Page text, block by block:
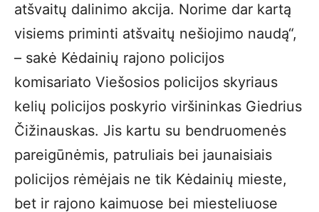
atšvaitų dalinimo akcija. Norime dar kartą
visiems priminti atšvaitų nešiojimo naudą“,
– sakė Kėdainių rajono policijos
komisariato Viešosios policijos skyriaus
kelių policijos poskyrio viršininkas Giedrius
Čižinauskas. Jis kartu su bendruomenės
pareigūnėmis, patruliais bei jaunaisiais
policijos rėmėjais ne tik Kėdainių mieste,
bet ir rajono kaimuose bei miesteliuose